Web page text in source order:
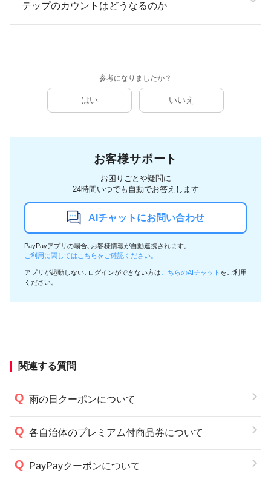
テップのカウントはどうなるのか
参考になりましたか？
はい いいえ
お客様サポート
お困りごとや疑問に
24時間いつでも自動でお答えします
AIチャットにお問い合わせ
PayPayアプリの場合､お客様情報が自動連携されます。
ご利用に関してはこちらをご確認ください。
アプリが起動しない､ログインができない方は こちらのAIチャット をご利用
ください。
関連する質問
雨の日クーポンについて
各自治体のプレミアム付商品券について
PayPayクーポンについて